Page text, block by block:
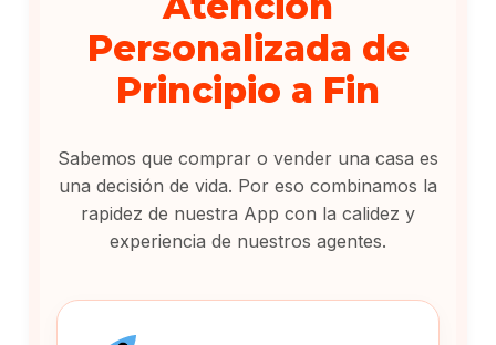
Personalizada de
Principio a Fin
Sabemos que comprar o vender una casa es
una decisión de vida. Por eso combinamos la
rapidez de nuestra App con la calidez y
experiencia de nuestros agentes.